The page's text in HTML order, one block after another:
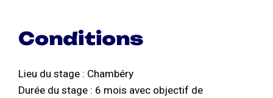
Conditions
Lieu du stage : Chambéry
Durée du stage : 6 mois avec objectif de